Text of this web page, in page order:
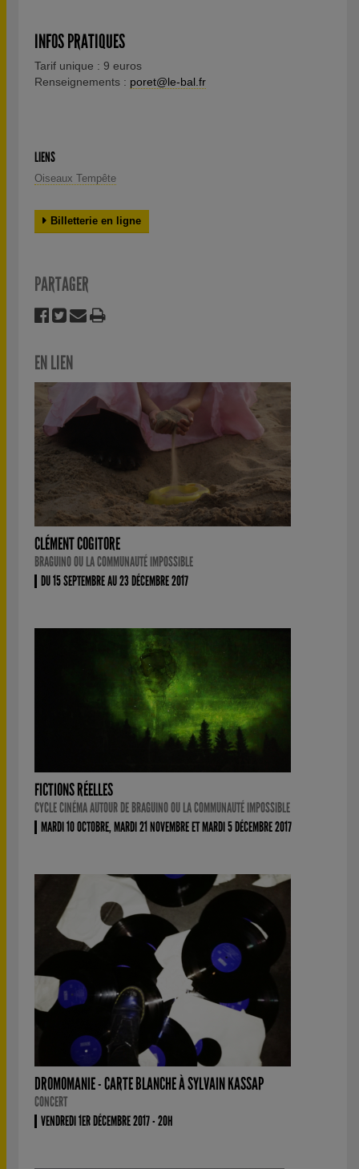
INFOS PRATIQUES
Tarif unique : 9 euros
Renseignements : poret@le-bal.fr
LIENS
Oiseaux Tempête
Billetterie en ligne
PARTAGER
EN LIEN
CLÉMENT COGITORE
BRAGUINO OU LA COMMUNAUTÉ IMPOSSIBLE
DU 15 SEPTEMBRE AU 23 DÉCEMBRE 2017
FICTIONS RÉELLES
CYCLE CINÉMA AUTOUR DE BRAGUINO OU LA COMMUNAUTÉ IMPOSSIBLE
MARDI 10 OCTOBRE, MARDI 21 NOVEMBRE ET MARDI 5 DÉCEMBRE 2017
DROMOMANIE - CARTE BLANCHE À SYLVAIN KASSAP
CONCERT
VENDREDI 1ER DÉCEMBRE 2017 - 20H